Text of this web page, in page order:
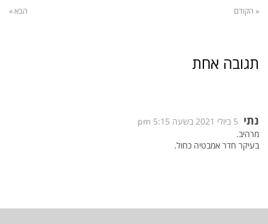
« הקודם הבא »
תגובה אחת
נתי 5 ביולי 2021 בשעה 5:15 pm
מרהיב.
בעיקר חדר אמבטיה כחול.